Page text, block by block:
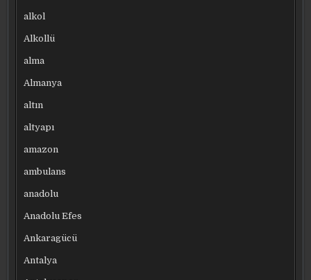
alkol
Alkollü
alma
Almanya
altın
altyapı
amazon
ambulans
anadolu
Anadolu Efes
Ankaragücü
Antalya